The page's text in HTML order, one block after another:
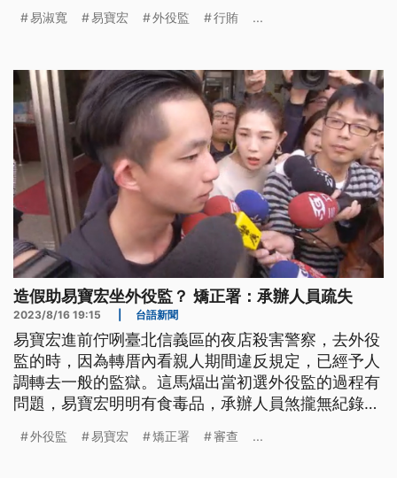
污等罪嫌偵辦。
易淑寬 易寶宏 外役監 行賄 ...
造假助易寶宏坐外役監？ 矯正署：承辦人員疏失
2023/8/16 19:15 台語新聞
易寶宏進前佇咧臺北信義區的夜店殺害警察，去外役
監的時，因為轉厝內看親人期間違反規定，已經予人
調轉去一般的監獄。這馬煏出當初選外役監的過程有
問題，易寶宏明明有食毒品，承辦人員煞攏無紀錄，
令矯正署嚴查，承辦人員予人依照貪瀆罪移送廉政
外役監 易寶宏 矯正署 審查 ...